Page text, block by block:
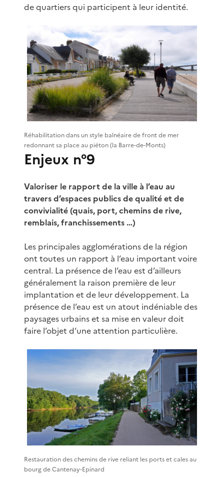
de quartiers qui participent à leur identité.
Réhabilitation dans un style balnéaire de front de mer
redonnant sa place au piéton (la Barre-de-Monts)
Enjeux n°9
Valoriser le rapport de la ville à l’eau au
travers d’espaces publics de qualité et de
convivialité (quais, port, chemins de rive,
remblais, franchissements …)
Les principales agglomérations de la région
ont toutes un rapport à l’eau important voire
central. La présence de l’eau est d’ailleurs
généralement la raison première de leur
implantation et de leur développement. La
présence de l’eau est un atout indéniable des
paysages urbains et sa mise en valeur doit
faire l’objet d’une attention particulière.
Restauration des chemins de rive reliant les ports et cales au
bourg de Cantenay-Epinard